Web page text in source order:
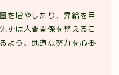
を増やしたり、昇給を目
ずは人間関係を整えるこ
よう、地道な努力を心掛